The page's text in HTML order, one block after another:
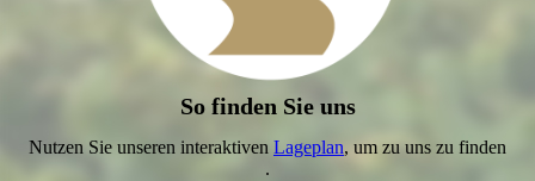
So finden Sie uns
Nutzen Sie unseren interaktiven Lageplan, um zu uns zu finden
.